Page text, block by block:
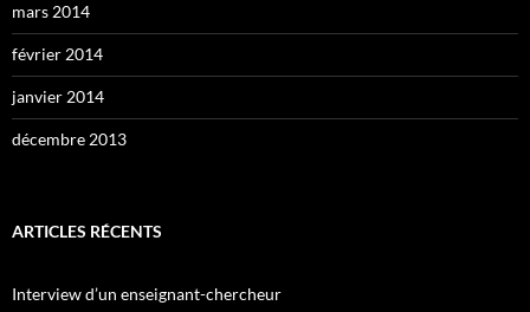
mars 2014
février 2014
janvier 2014
décembre 2013
ARTICLES RÉCENTS
Interview d’un enseignant-chercheur